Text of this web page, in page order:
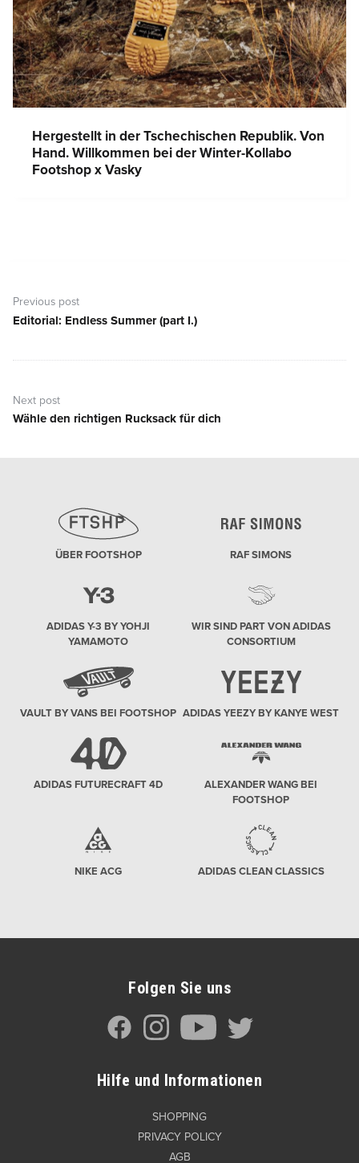
Hergestellt in der Tschechischen Republik. Von
Hand. Willkommen bei der Winter-Kollabo
Footshop x Vasky
Previous post
Previous
Editorial: Endless Summer (part I.)
Next post
Next
Wähle den richtigen Rucksack für dich
ÜBER FOOTSHOP RAF SIMONS
ADIDAS Y-3 BY YOHJI
YAMAMOTO
WIR SIND PART VON ADIDAS
CONSORTIUM
VAULT BY VANS BEI FOOTSHOP ADIDAS YEEZY BY KANYE WEST
ADIDAS FUTURECRAFT 4D
ALEXANDER WANG BEI
FOOTSHOP
NIKE ACG ADIDAS CLEAN CLASSICS
Folgen Sie uns
Hilfe und Informationen
SHOPPING
PRIVACY POLICY
AGB